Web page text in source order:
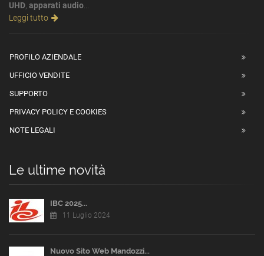
UHD apparati audio
Leggi tutto
PROFILO AZIENDALE
UFFICIO VENDITE
SUPPORTO
PRIVACY POLICY E COOKIES
NOTE LEGALI
Le ultime novità
IBC 2025...
11 Luglio 2024
Nuovo Sito Web Mandozzi...